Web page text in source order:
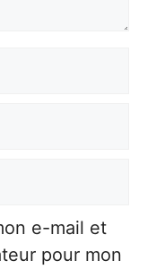
e-mail et
pour mon